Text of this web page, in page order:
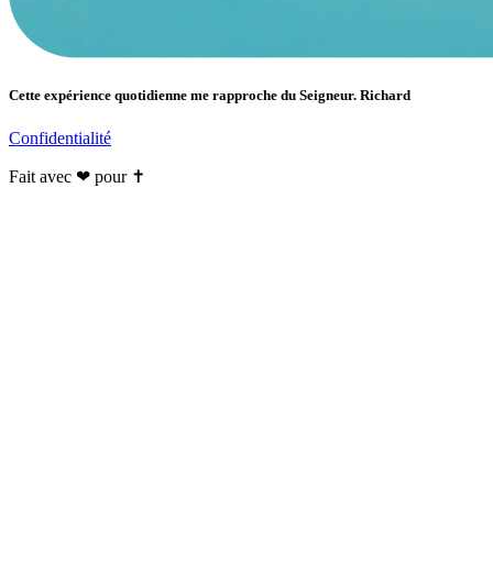
Cette expérience quotidienne me rapproche du Seigneur. Richard
Confidentialité
Fait avec ❤ pour ✝️️